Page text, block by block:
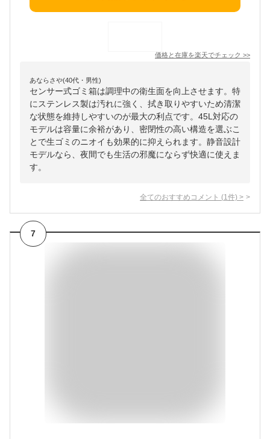
価格と在庫を楽天でチェック >>
あならさや(40代・男性)
センサー式ゴミ箱は調理中の衛生面を向上させます。特
にステンレス製は汚れに強く、拭き取りやすいため清潔
な状態を維持しやすいのが最大の利点です。45L対応の
モデルは容量に余裕があり、密閉性の高い構造を選ぶこ
とで生ゴミのニオイも効果的に抑えられます。静音設計
モデルなら、夜間でも生活の邪魔にならず快適に使えま
す。
全てのおすすめコメント (1 件) >
7